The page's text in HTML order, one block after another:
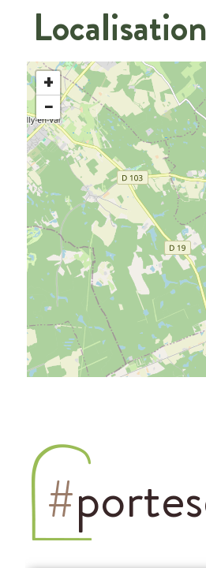
Localisation
+
−
#